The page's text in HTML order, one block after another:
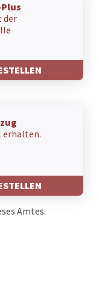
der
erhalten.
Amtes.